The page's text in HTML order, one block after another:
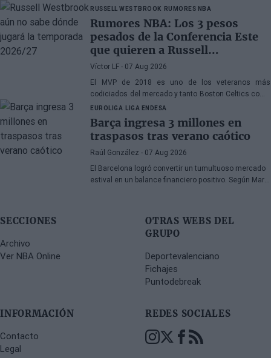
Raptors o San Antonio Spurs, mientras Denver
Nuggets también forma parte de la ecuación
RUSSELL WESTBROOK RUMORES NBA
Rumores NBA: Los 3 pesos
pesados de la Conferencia Este
que quieren a Russell
Westbrook
Víctor LF - 07 Aug 2026
El MVP de 2018 es uno de los veteranos más
codiciados del mercado y tanto Boston Celtics como
Cleveland Cavaliers y Detroit Pistons estarían
interesados en hacerse con sus servicios
EUROLIGA LIGA ENDESA
Barça ingresa 3 millones en
traspasos tras verano caótico
Raúl González - 07 Aug 2026
El Barcelona logró convertir un tumultuoso mercado
estival en un balance financiero positivo. Según Marc
marcado por la incertidumbre y los cambios de
SECCIONES
Archivo
Ver NBA Online
OTRAS WEBS DEL
GRUPO
Deportevalenciano
Fichajes
Puntodebreak
INFORMACIÓN
Contacto
Legal
REDES SOCIALES